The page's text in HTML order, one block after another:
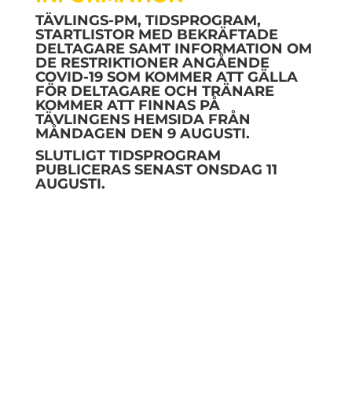
TÄVLINGS-PM, TIDSPROGRAM,
STARTLISTOR MED BEKRÄFTADE
DELTAGARE SAMT INFORMATION OM
DE RESTRIKTIONER ANGÅENDE
COVID-19 SOM KOMMER ATT GÄLLA
FÖR DELTAGARE OCH TRÄNARE
KOMMER ATT FINNAS PÅ
TÄVLINGENS HEMSIDA FRÅN
MÅNDAGEN DEN 9 AUGUSTI.
SLUTLIGT TIDSPROGRAM
PUBLICERAS SENAST ONSDAG 11
AUGUSTI.